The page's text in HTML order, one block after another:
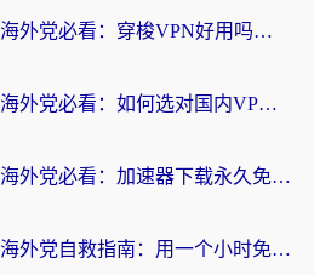
海外党必看：穿梭VPN好用吗？和云帆VPN对比哪个回国效果更好？附真实测评+避坑指南
海外党必看：如何选对国内VPN，实现无缝访问国内资源？
海外党必看：加速器下载永久免费版真的存在吗？教你无缝访问国内资源的正确姿势
海外党自救指南：用一个小时免费加速器，轻松打破国内资源访问壁垒？